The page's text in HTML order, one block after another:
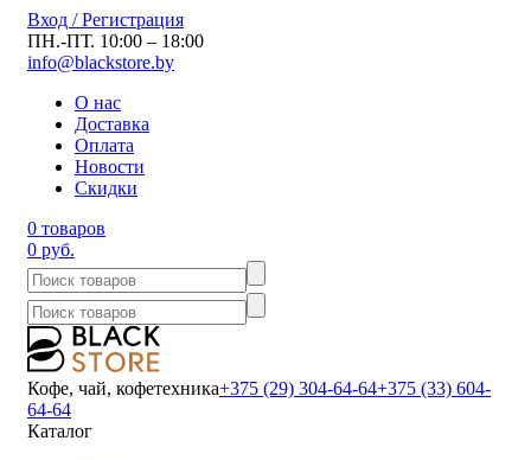
Вход / Регистрация
ПН.-ПТ. 10:00 – 18:00
info@blackstore.by
О нас
Доставка
Оплата
Новости
Скидки
0 товаров
0 руб.
Кофе, чай, кофетехника+375 (29) 304-64-64+375 (33) 604-
64-64
Каталог